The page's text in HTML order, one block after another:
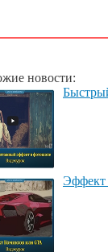
новости:
Эффект